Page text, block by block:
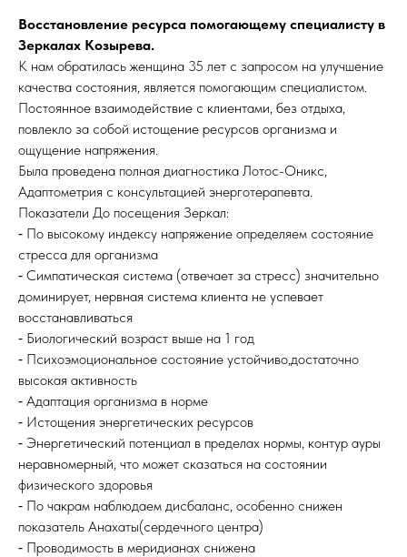
Восстановление ресурса помогающему специалисту в
Зеркалах Козырева.
К нам обратилась женщина 35 лет с запросом на улучшение
качества состояния, является помогающим специалистом.
Постоянное взаимодействие с клиентами, без отдыха,
повлекло за собой истощение ресурсов организма и
ощущение напряжения.
Была проведена полная диагностика Лотос-Оникс,
Адаптометрия с консультацией энерготерапевта.
Показатели До посещения Зеркал:
⁃ По высокому индексу напряжение определяем состояние
стресса для организма
⁃ Симпатическая система (отвечает за стресс) значительно
доминирует, нервная система клиента не успевает
восстанавливаться
⁃ Биологический возраст выше на 1 год
⁃ Психоэмоциональное состояние устойчиво,достаточно
высокая активность
⁃ Адаптация организма в норме
⁃ Истощения энергетических ресурсов
⁃ Энергетический потенциал в пределах нормы, контур ауры
неравномерный, что может сказаться на состоянии
физического здоровья
⁃ По чакрам наблюдаем дисбаланс, особенно снижен
показатель Анахаты(сердечного центра)
⁃ Проводимость в меридианах снижена